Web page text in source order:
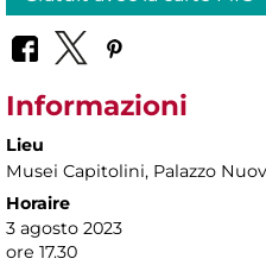
Informazioni
Lieu
Musei Capitolini, Palazzo
Horaire
3 agosto 2023
ore 17.30